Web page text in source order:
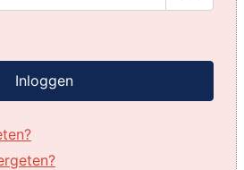
Toon
Inloggen